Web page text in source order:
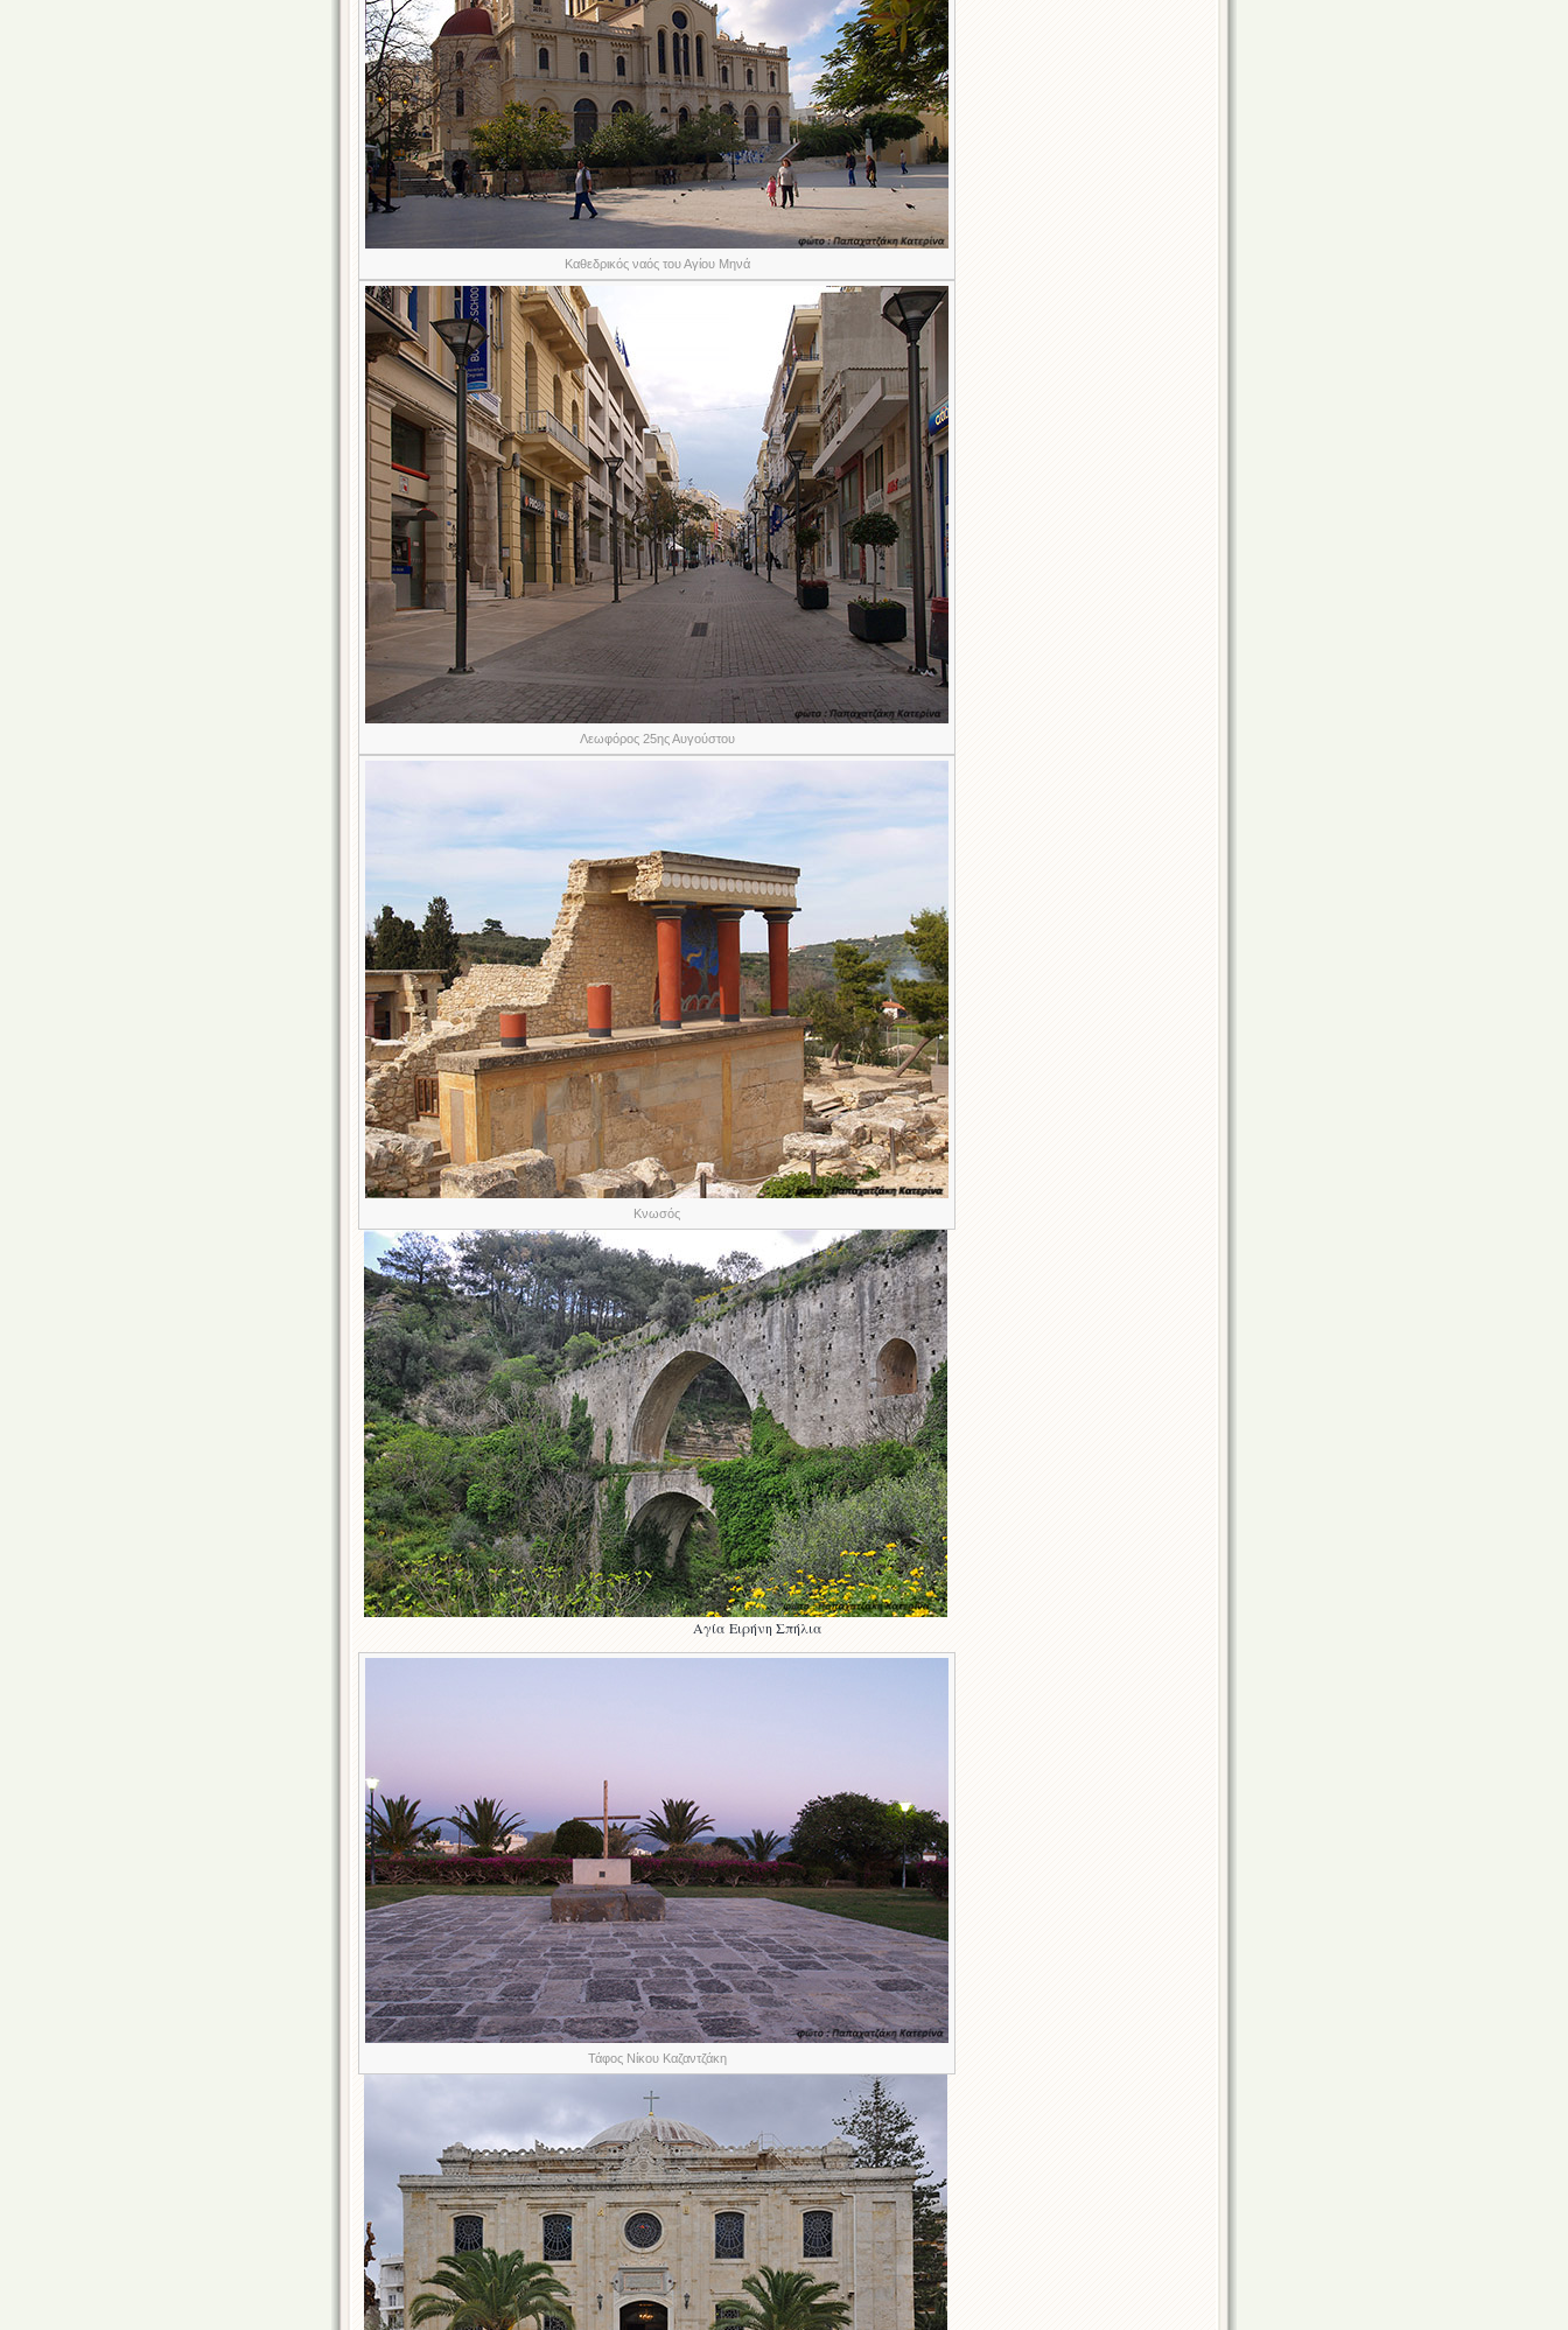
Καθεδρικός ναός του Αγίου Μηνά
Λεωφόρος 25ης Αυγούστου
Κνωσός
Αγία Ειρήνη Σπήλια
Τάφος Νίκου Καζαντζάκη